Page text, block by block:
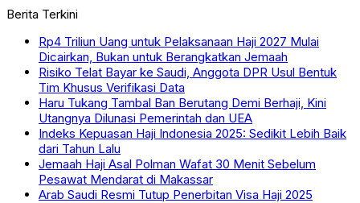
Berita Terkini
Rp4 Triliun Uang untuk Pelaksanaan Haji 2027 Mulai
Dicairkan, Bukan untuk Berangkatkan Jemaah
Risiko Telat Bayar ke Saudi, Anggota DPR Usul Bentuk
Tim Khusus Verifikasi Data
Haru Tukang Tambal Ban Berutang Demi Berhaji, Kini
Utangnya Dilunasi Pemerintah dan UEA
Indeks Kepuasan Haji Indonesia 2025: Sedikit Lebih Baik
dari Tahun Lalu
Jemaah Haji Asal Polman Wafat 30 Menit Sebelum
Pesawat Mendarat di Makassar
Arab Saudi Resmi Tutup Penerbitan Visa Haji 2025